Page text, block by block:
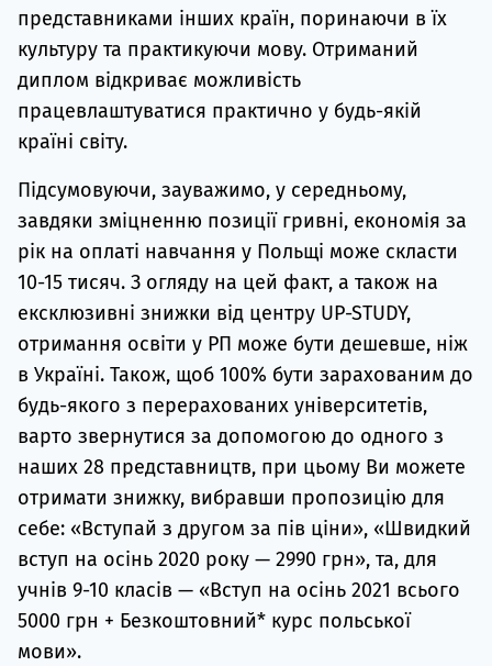
представниками інших країн, поринаючи в їх
культуру та практикуючи мову. Отриманий
диплом відкриває можливість
працевлаштуватися практично у будь-якій
країні світу.
Підсумовуючи, зауважимо, у середньому,
завдяки зміцненню позиції гривні, економія за
рік на оплаті навчання у Польщі може скласти
10-15 тисяч. З огляду на цей факт, а також на
ексклюзивні знижки від центру UP-STUDY,
отримання освіти у РП може бути дешевше, ніж
в Україні. Також, щоб 100% бути зарахованим до
будь-якого з перерахованих університетів,
варто звернутися за допомогою до одного з
наших 28 представництв, при цьому Ви можете
отримати знижку, вибравши пропозицію для
себе: «Вступай з другом за пів ціни», «Швидкий
вступ на осінь 2020 року — 2990 грн», та, для
учнів 9-10 класів — «Вступ на осінь 2021 всього
5000 грн + Безкоштовний* курс польської
мови».